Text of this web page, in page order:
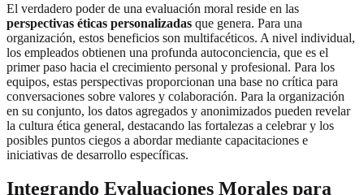
El verdadero poder de una evaluación moral reside en las
perspectivas éticas personalizadas que genera. Para una
organización, estos beneficios son multifacéticos. A nivel individual,
los empleados obtienen una profunda autoconciencia, que es el
primer paso hacia el crecimiento personal y profesional. Para los
equipos, estas perspectivas proporcionan una base no crítica para
conversaciones sobre valores y colaboración. Para la organización
en su conjunto, los datos agregados y anonimizados pueden revelar
la cultura ética general, destacando las fortalezas a celebrar y los
posibles puntos ciegos a abordar mediante capacitaciones e
iniciativas de desarrollo específicas.
Integrando Evaluaciones Morales para